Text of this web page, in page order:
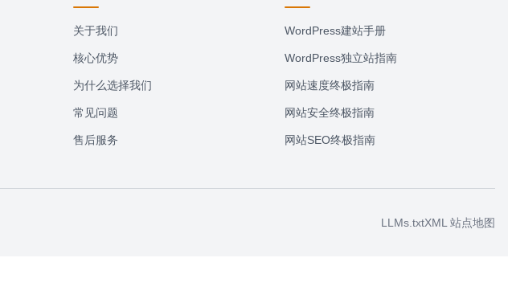
关于我们
核心优势
为什么选择我们
常见问题
售后服务
WordPress建站手册
WordPress独立站指南
网站速度终极指南
网站安全终极指南
网站SEO终极指南
LLMs.txtXML 站点地图